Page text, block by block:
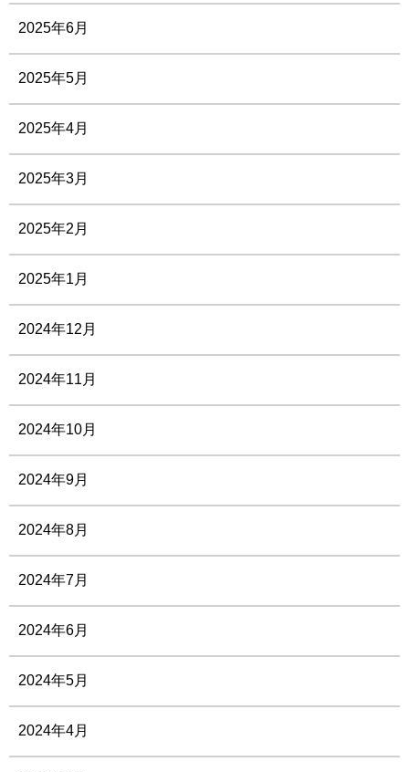
2025年6月
2025年5月
2025年4月
2025年3月
2025年2月
2025年1月
2024年12月
2024年11月
2024年10月
2024年9月
2024年8月
2024年7月
2024年6月
2024年5月
2024年4月